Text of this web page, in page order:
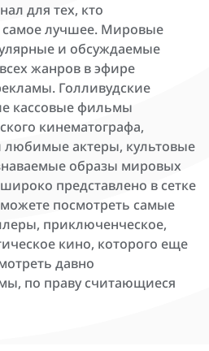
для тех, кто
самое лучшее. Мировые
и обсуждаемые
жанров в эфире
Голливудские
кассовые фильмы
кинематографа,
актеры, культовые
образы мировых
представлено в сетке
посмотреть самые
приключенческое,
кино, которого еще
давно
по праву считающиеся